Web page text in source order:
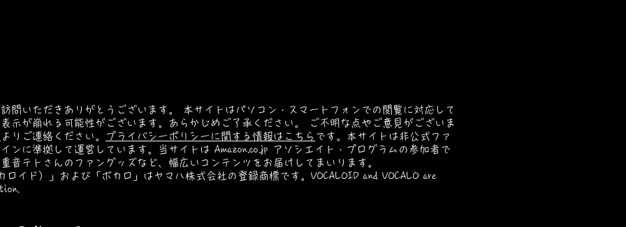
問いただきありがとうございます。 本サイトはパソコン・スマートフォンでの閲覧に対応して
示が崩れる可能性がございます。あらかじめご了承ください。 ご不明な点やご意見がございま
よりご連絡ください。 プライバシーポリシーに関する情報はこちら です。本サイトは非公式ファ
ンに準拠して運営しています。当サイトは Amazon.co.jp アソシエイト・プログラムの参加者で
音テトさんのファングッズなど、幅広いコンテンツをお届けしてまいります。
ロイド）」および「ボカロ」はヤマハ株式会社の登録商標です。VOCALOID and VOCALO are